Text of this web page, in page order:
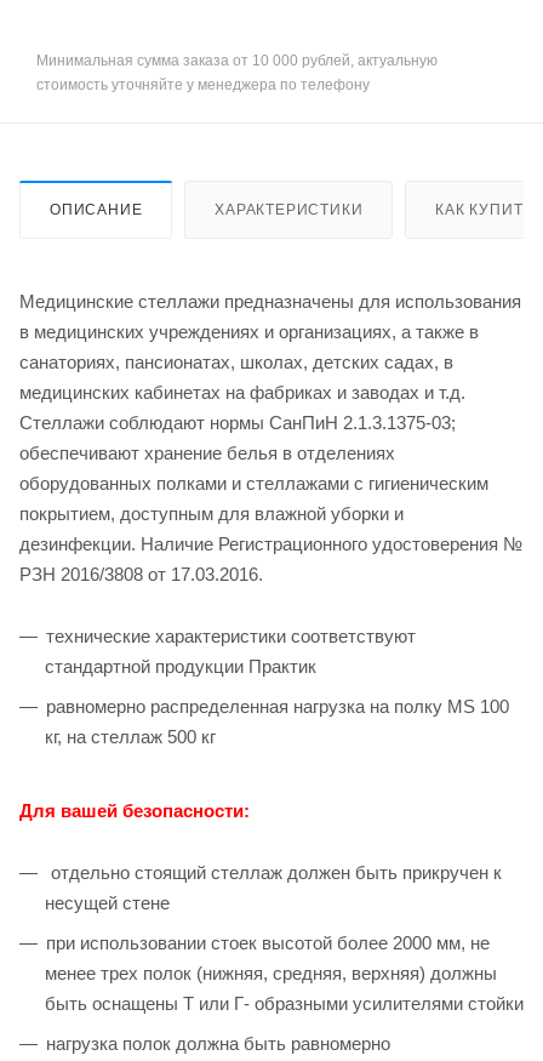
Минимальная сумма заказа от 10 000 рублей, актуальную
стоимость уточняйте у менеджера по телефону
ОПИСАНИЕ ХАРАКТЕРИСТИКИ КАК КУПИТЬ
Медицинские стеллажи предназначены для использования
в медицинских учреждениях и организациях, а также в
санаториях, пансионатах, школах, детских садах, в
медицинских кабинетах на фабриках и заводах и т.д.
Стеллажи соблюдают нормы СанПиН 2.1.3.1375-03;
обеспечивают хранение белья в отделениях
оборудованных полками и стеллажами с гигиеническим
покрытием, доступным для влажной уборки и
дезинфекции. Наличие Регистрационного удостоверения №
РЗН 2016/3808 от 17.03.2016.
технические характеристики соответствуют
стандартной продукции Практик
равномерно распределенная нагрузка на полку MS 100
кг, на стеллаж 500 кг
Для вашей безопасности:
отдельно стоящий стеллаж должен быть прикручен к
несущей стене
при использовании стоек высотой более 2000 мм, не
менее трех полок (нижняя, средняя, верхняя) должны
быть оснащены Т или Г- образными усилителями стойки
нагрузка полок должна быть равномерно